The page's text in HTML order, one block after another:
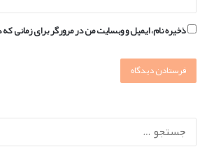
ذخیره نام، ایمیل و وبسایت من در مرورگر برای زمانی